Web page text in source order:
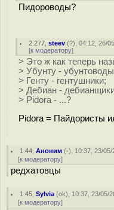
Пидороводы?
2.277 ,steev (?), 04:12, 26/
[к модератору]
> Это ж как теперь
> Убунту -
> Генту - гентушники;
> Дебиан -
> Pidora - ...?
Pidora = Пайдористы
1.44 ,Аноним (-), 10:37, 23/05/
[к модератору]
редхатовцы
1.45 ,Sylvia (ok), 10:37, 23/05/
[к модератору]